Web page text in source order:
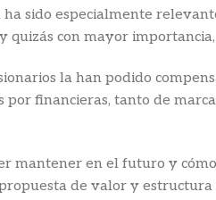
sido especialmente
con mayor
la han podido
financieras, tanto de
mantener en el futuro y
de valor y